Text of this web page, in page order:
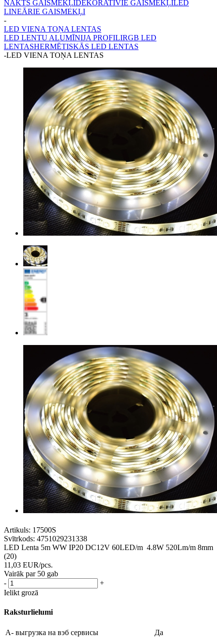
NAKTS GAISMEKĻIDEKORATĪVIE GAISMEKĻILED
LINEĀRIE GAISMEKĻI
-
LED VIENA TOŅA LENTAS
LED LENTU ALUMĪNIJA PROFILIRGB LED
LENTASHERMĒTISKĀS LED LENTAS
-LED VIENA TOŅA LENTAS
Artikuls: 17500S
Svītrkods: 4751029231338
LED Lenta 5m WW IP20 DC12V 60LED/m 4.8W 520Lm/m 8mm
(20)
11,03 EUR/pcs.
Vairāk par 50 gab
-
+
Ielikt grozā
Raksturlielumi
A- выгрузка на вэб сервисы
Да